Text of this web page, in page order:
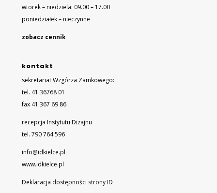
wtorek – niedziela: 09.00 – 17.00
poniedziałek – nieczynne
zobacz cennik
kontakt
sekretariat Wzgórza Zamkowego:
tel. 41 36768 01
fax 41 367 69 86
recepcja Instytutu Dizajnu
tel. 790 764 596
info@idkielce.pl
www.idkielce.pl
Deklaracja dostępności strony ID